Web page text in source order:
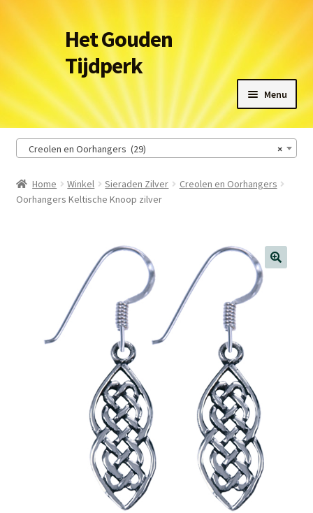
naar
navigatie
de
inhoud
Het Gouden
Tijdperk
Menu
Winkel
Het Gouden Tijdperk
×
Creolen en Oorhangers (29)
Home Winkel Sieraden Zilver
Creolen en Oorhangers
Oorhangers Keltische Knoop zilver